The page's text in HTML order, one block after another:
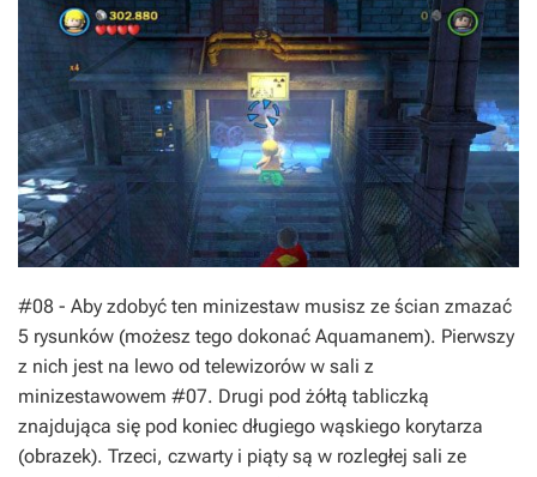
#08 - Aby zdobyć ten minizestaw musisz ze ścian zmazać
5 rysunków (możesz tego dokonać Aquamanem). Pierwszy
z nich jest na lewo od telewizorów w sali z
minizestawowem #07. Drugi pod żółtą tabliczką
znajdująca się pod koniec długiego wąskiego korytarza
(obrazek). Trzeci, czwarty i piąty są w rozległej sali ze